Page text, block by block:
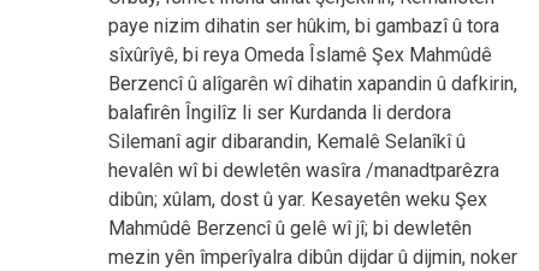
paye nizim dihatin ser hûkim, bi gambazî û tora
sîxûrîyê, bi reya Omeda Îslamê Şex Mahmûdê
Berzencî û alîgarên wî dihatin xapandin û dafkirin,
balafirên Îngilîz li ser Kurdanda li derdora
Silemanî agir dibarandin, Kemalê Selanîkî û
hevalên wî bi dewletên wasîra /manadtparêzra
dibûn; xûlam, dost û yar. Kesayetên weku Şex
Mahmûdê Berzencî û gelê wî jî; bi dewletên
mezin yên împerîyalra dibûn dijdar û dijmin, noker